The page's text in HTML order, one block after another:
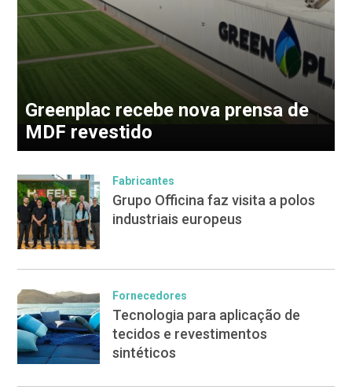
Greenplac recebe nova prensa de
MDF revestido
Fabricantes
Grupo Officina faz visita a polos
industriais europeus
Fornecedores
Tecnologia para aplicação de
tecidos e revestimentos
sintéticos